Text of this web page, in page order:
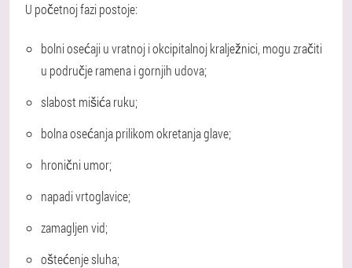
U početnoj fazi postoje:
bolni osećaji u vratnoj i okcipitalnoj kralježnici, mogu zračiti
u područje ramena i gornjih udova;
slabost mišića ruku;
bolna osećanja prilikom okretanja glave;
hronični umor;
napadi vrtoglavice;
zamagljen vid;
oštećenje sluha;